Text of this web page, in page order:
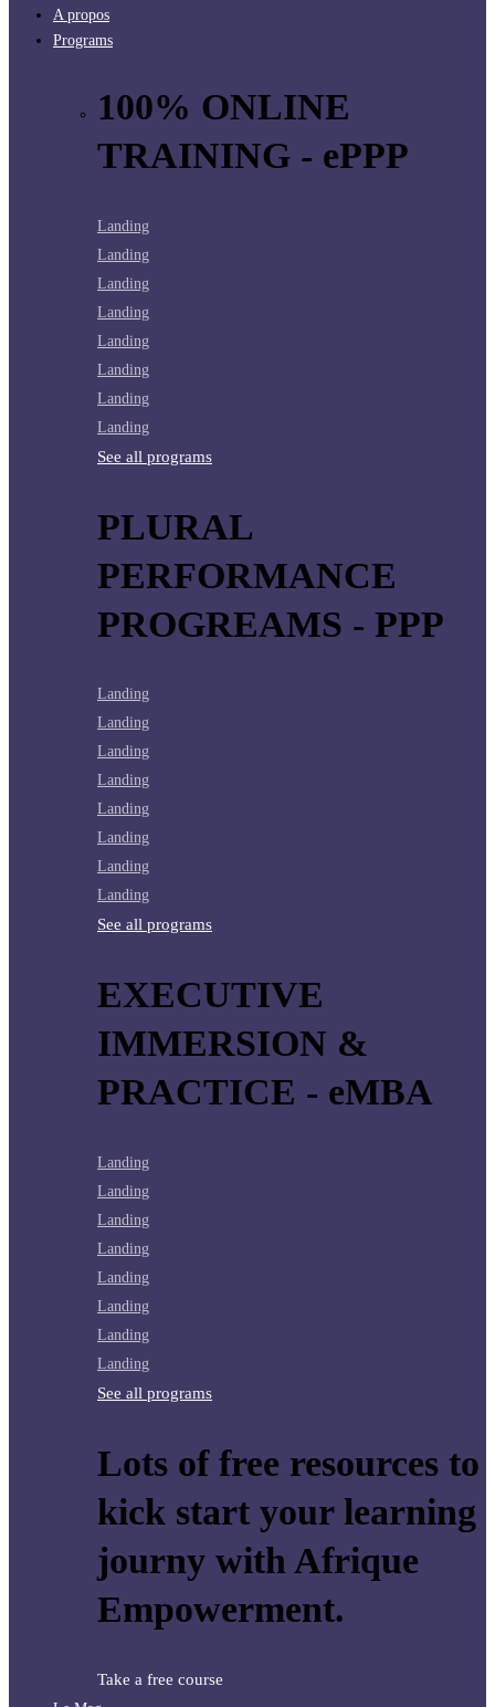
A propos
Programs
100% ONLINE
TRAINING - ePPP
Landing
Landing
Landing
Landing
Landing
Landing
Landing
Landing
See all programs
PLURAL
PERFORMANCE
PROGREAMS - PPP
Landing
Landing
Landing
Landing
Landing
Landing
Landing
Landing
See all programs
EXECUTIVE
IMMERSION &
PRACTICE - eMBA
Landing
Landing
Landing
Landing
Landing
Landing
Landing
Landing
See all programs
Lots of free resources to
kick start your learning
journy with Afrique
Empowerment.
Take a free course